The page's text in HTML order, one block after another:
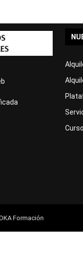
Formación